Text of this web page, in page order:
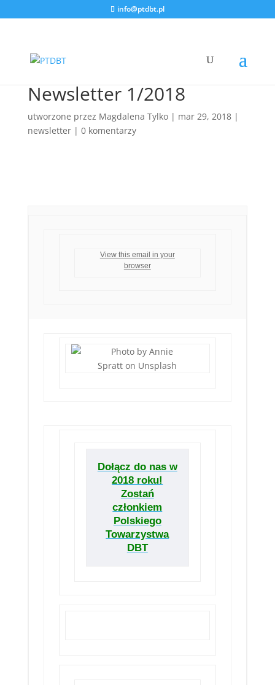
info@ptdbt.pl
Newsletter 1/2018
utworzone przez Magdalena Tylko| mar 29, 2018|
newsletter| 0 komentarzy
View this email in your
browser
Dołącz do nas w
2018 roku!
Zostań
członkiem
Polskiego
Towarzystwa
DBT